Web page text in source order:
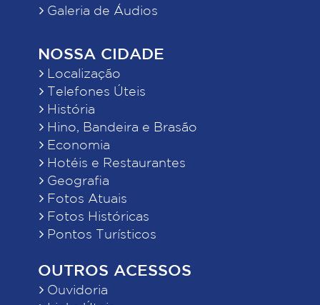
Galeria de Áudios
NOSSA CIDADE
Localização
Telefones Úteis
História
Hino, Bandeira e Brasão
Economia
Hotéis e Restaurantes
Geografia
Fotos Atuais
Fotos Históricas
Pontos Turísticos
OUTROS ACESSOS
Ouvidoria